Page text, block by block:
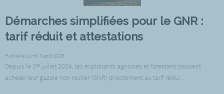
Démarches simplifiées pour le GNR :
tarif réduit et attestations
Publié le Lundi 3 août 2026
Depuis le 1ᵉʳ juillet 2024, les exploitants agricoles et forestiers peuvent
acheter leur gazole non routier (GNR) directement au tarif rédui...